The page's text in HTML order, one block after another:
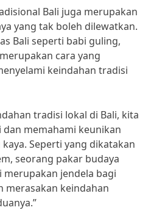
Bali juga merupakan
yang tak boleh dilewatkan.
Bali seperti babi guling,
cara yang
keindahan tradisi
tradisi lokal di Bali, kita
memahami keunikan
Seperti yang dikatakan
seorang pakar budaya
merupakan jendela bagi
merasakan keindahan